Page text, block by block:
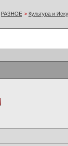
РАЗНОЕ > Культура и